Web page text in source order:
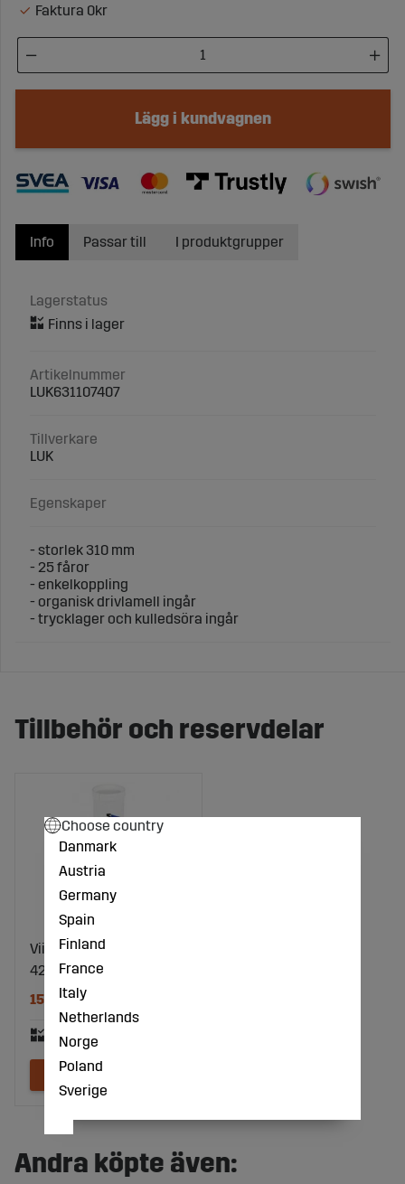
Faktura 0kr
Lägg i kundvagnen
Info
Lagerstatus
Artikelnummer
LUK631107407
Tillverkare
LUK
Egenskaper
- storlek 310 mm
- 25 fåror
- enkelkoppling
- organisk drivlamell ingår
- trycklager och kulledsöra ingår
Passar till I produktgrupper
Tillbehör och reservdelar
Viima Synthetic 460 Ep2
420Ml
154 kr
Andra köpte även:
Choose country
Danmark
Austria
Germany
Spain
Finland
France
Italy
Netherlands
Norge
Poland
Sverige